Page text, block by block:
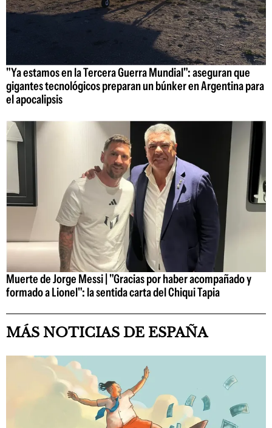
"Ya estamos en la Tercera Guerra Mundial": aseguran que
gigantes tecnológicos preparan un búnker en Argentina para
el apocalipsis
Muerte de Jorge Messi | "Gracias por haber acompañado y
formado a Lionel": la sentida carta del Chiqui Tapia
MÁS NOTICIAS DE ESPAÑA